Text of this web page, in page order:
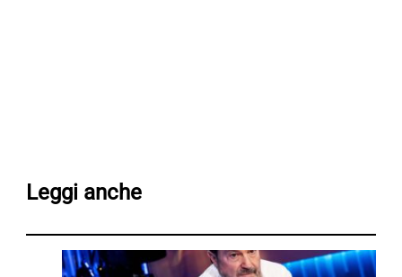
Leggi anche